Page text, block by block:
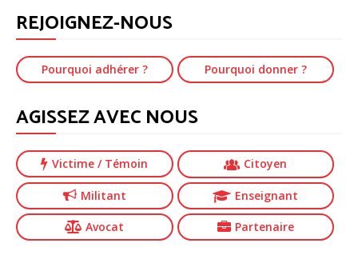
REJOIGNEZ-NOUS
Pourquoi adhérer ? Pourquoi donner ?
AGISSEZ AVEC NOUS
Victime/ Témoin Citoyen
Militant Enseignant
Avocat Partenaire